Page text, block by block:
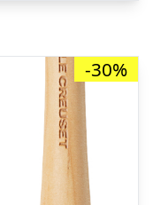
-30%